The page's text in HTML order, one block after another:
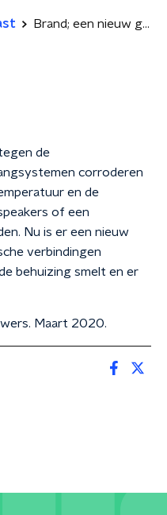
Brand; een nieuw gevaar van rvs in zwembaden
de
corroderen
en de
of een
Nu is er een nieuw
verbindingen
behuizing smelt en er
Maart 2020.